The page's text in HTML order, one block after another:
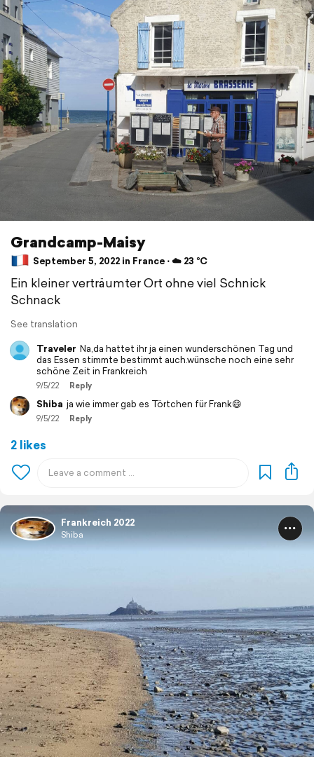
Grandcamp-Maisy
September 5, 2022 in France ⋅ ☁️ 23 °C
Ein kleiner verträumter Ort ohne viel Schnick
Schnack
See translation
Traveler Na,da hattet ihr ja einen wunderschönen Tag und
das Essen stimmte bestimmt auch.wünsche noch eine sehr
schöne Zeit in Frankreich
9/5/22 Reply
Shiba ja wie immer gab es Törtchen für Frank😄
9/5/22 Reply
2 likes
Frankreich 2022
Shiba